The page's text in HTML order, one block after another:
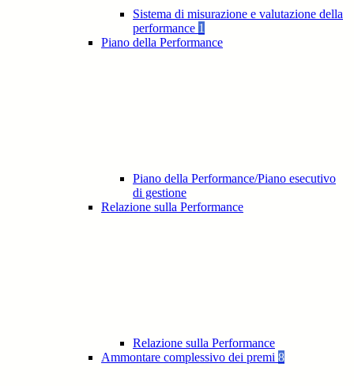
Sistema di misurazione e valutazione della
performance 1
Piano della Performance
Piano della Performance/Piano esecutivo
di gestione
Relazione sulla Performance
Relazione sulla Performance
Ammontare complessivo dei premi 8